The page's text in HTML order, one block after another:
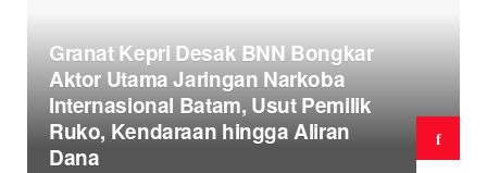
Granat Kepri Desak BNN Bongkar
Aktor Utama Jaringan Narkoba
Internasional Batam, Usut Pemilik
Ruko, Kendaraan hingga Aliran
Dana